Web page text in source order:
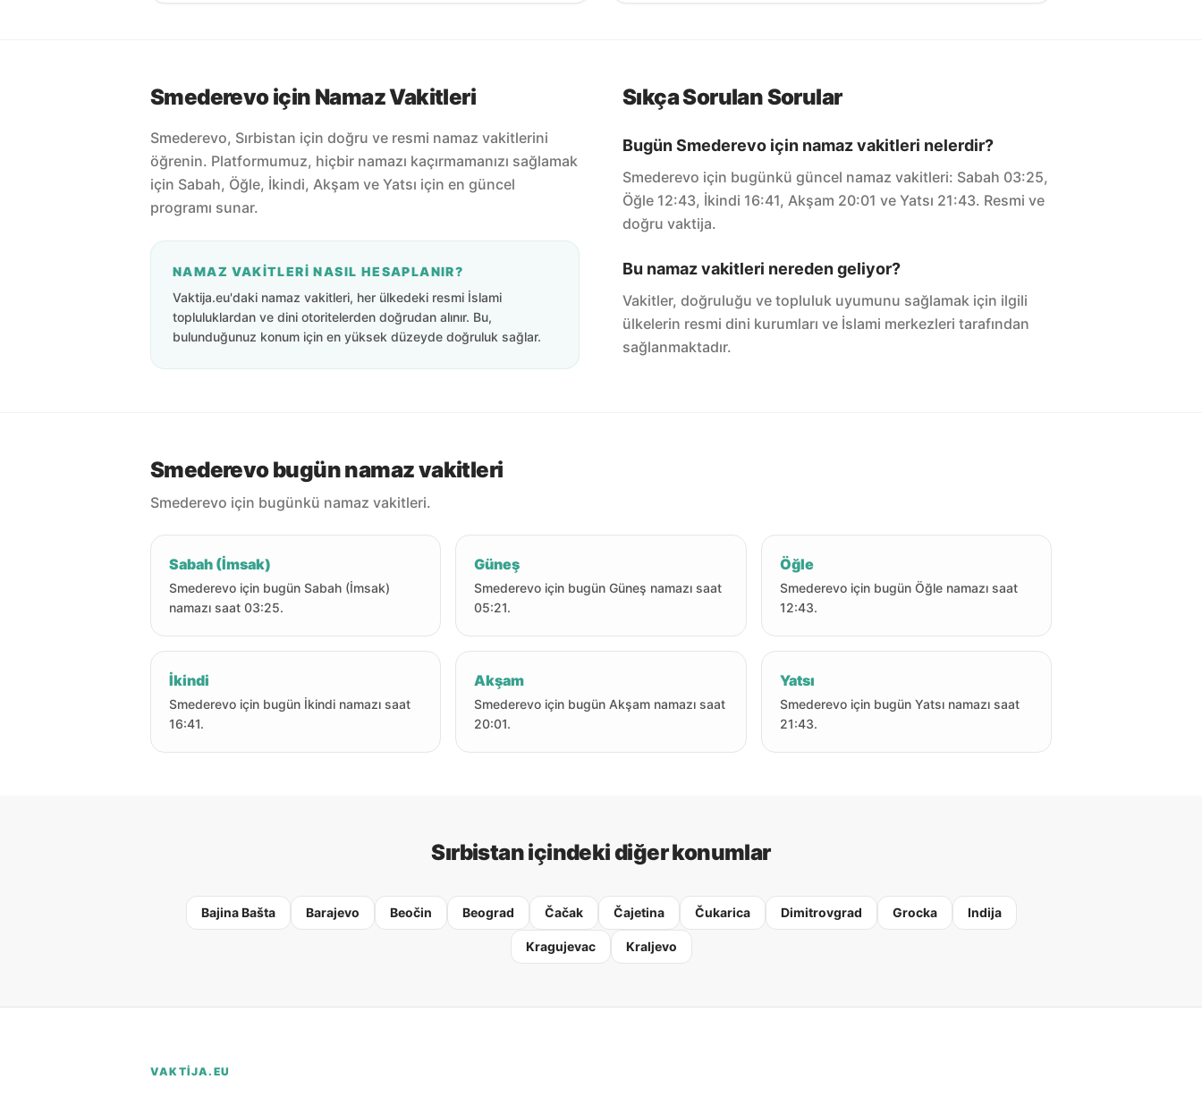
Smederevo için Namaz Vakitleri
Smederevo, Sırbistan için doğru ve resmi namaz vakitlerini
öğrenin. Platformumuz, hiçbir namazı kaçırmamanızı sağlamak
için Sabah, Öğle, İkindi, Akşam ve Yatsı için en güncel
programı sunar.
NAMAZ VAKITLERI NASIL HESAPLANIR?
Vaktija.eu'daki namaz vakitleri, her ülkedeki resmi İslami
topluluklardan ve dini otoritelerden doğrudan alınır. Bu,
bulunduğunuz konum için en yüksek düzeyde doğruluk sağlar.
Sıkça Sorulan Sorular
Bugün Smederevo için namaz vakitleri nelerdir?
Smederevo için bugünkü güncel namaz vakitleri: Sabah 03:25,
Öğle 12:43, İkindi 16:41, Akşam 20:01 ve Yatsı 21:43. Resmi ve
doğru vaktija.
Bu namaz vakitleri nereden geliyor?
Vakitler, doğruluğu ve topluluk uyumunu sağlamak için ilgili
ülkelerin resmi dini kurumları ve İslami merkezleri tarafından
sağlanmaktadır.
Smederevo bugün namaz vakitleri
Smederevo için bugünkü namaz vakitleri.
Sabah (İmsak)
Smederevo için bugün Sabah (İmsak)
namazı saat 03:25.
Güneş
Smederevo için bugün Güneş namazı saat
05:21.
Öğle
Smederevo için bugün Öğle namazı saat
12:43.
İkindi
Smederevo için bugün İkindi namazı saat
16:41.
Akşam
Smederevo için bugün Akşam namazı saat
20:01.
Yatsı
Smederevo için bugün Yatsı namazı saat
21:43.
Sırbistan içindeki diğer konumlar
Bajina Bašta Barajevo Beočin Beograd Čačak Čajetina Čukarica Dimitrovgrad Grocka Indija
Kragujevac Kraljevo
VAKTIJA.EU